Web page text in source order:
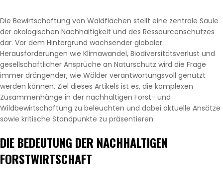
Die Bewirtschaftung von Waldflächen stellt eine zentrale Säule
der ökologischen Nachhaltigkeit und des Ressourcenschutzes
dar. Vor dem Hintergrund wachsender globaler
Herausforderungen wie Klimawandel, Biodiversitätsverlust und
gesellschaftlicher Ansprüche an Naturschutz wird die Frage
immer drängender, wie Wälder verantwortungsvoll genutzt
werden können. Ziel dieses Artikels ist es, die komplexen
Zusammenhänge in der nachhaltigen Forst- und
Wildbewirtschaftung zu beleuchten und dabei aktuelle Ansätze
sowie kritische Standpunkte zu präsentieren.
DIE BEDEUTUNG DER NACHHALTIGEN
FORSTWIRTSCHAFT